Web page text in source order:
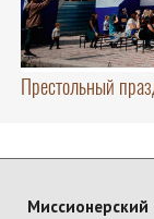
Престольный
Миссионерский